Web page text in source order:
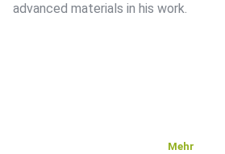
advanced materials in his work.
Mehr